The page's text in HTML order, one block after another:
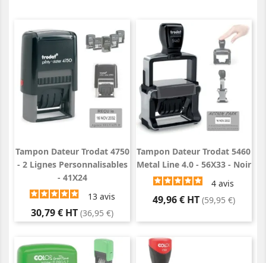
Tampon Dateur Trodat 4750
- 2 Lignes Personnalisables
- 41X24
13 avis
Prix
30,79 € HT (36,95 €)
Tampon Dateur Trodat 5460
Metal Line 4.0 - 56X33 - Noir
4avis
Prix
49,96 € HT (59,95 €)